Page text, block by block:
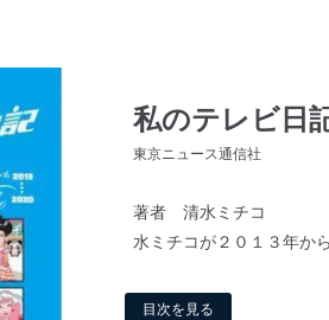
私のテレビ日
東京ニュース通信社
著者 清水ミチコ 矢野
水ミチコが２０１３年か
目次を見る